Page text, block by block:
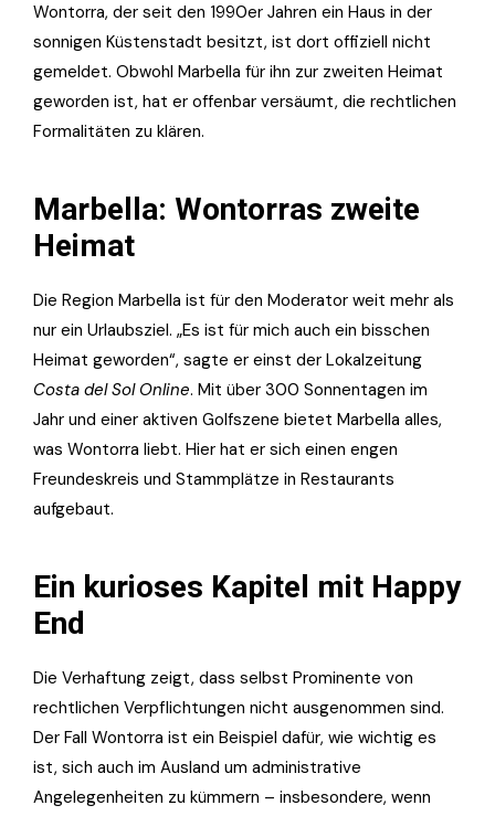
Wontorra, der seit den 1990er Jahren ein Haus in der
sonnigen Küstenstadt besitzt, ist dort offiziell nicht
gemeldet. Obwohl Marbella für ihn zur zweiten Heimat
geworden ist, hat er offenbar versäumt, die rechtlichen
Formalitäten zu klären.
Marbella: Wontorras zweite
Heimat
Die Region Marbella ist für den Moderator weit mehr als
nur ein Urlaubsziel. „Es ist für mich auch ein bisschen
Heimat geworden“, sagte er einst der Lokalzeitung
Costa del Sol Online. Mit über 300 Sonnentagen im
Jahr und einer aktiven Golfszene bietet Marbella alles,
was Wontorra liebt. Hier hat er sich einen engen
Freundeskreis und Stammplätze in Restaurants
aufgebaut.
Ein kurioses Kapitel mit Happy
End
Die Verhaftung zeigt, dass selbst Prominente von
rechtlichen Verpflichtungen nicht ausgenommen sind.
Der Fall Wontorra ist ein Beispiel dafür, wie wichtig es
ist, sich auch im Ausland um administrative
Angelegenheiten zu kümmern – insbesondere, wenn